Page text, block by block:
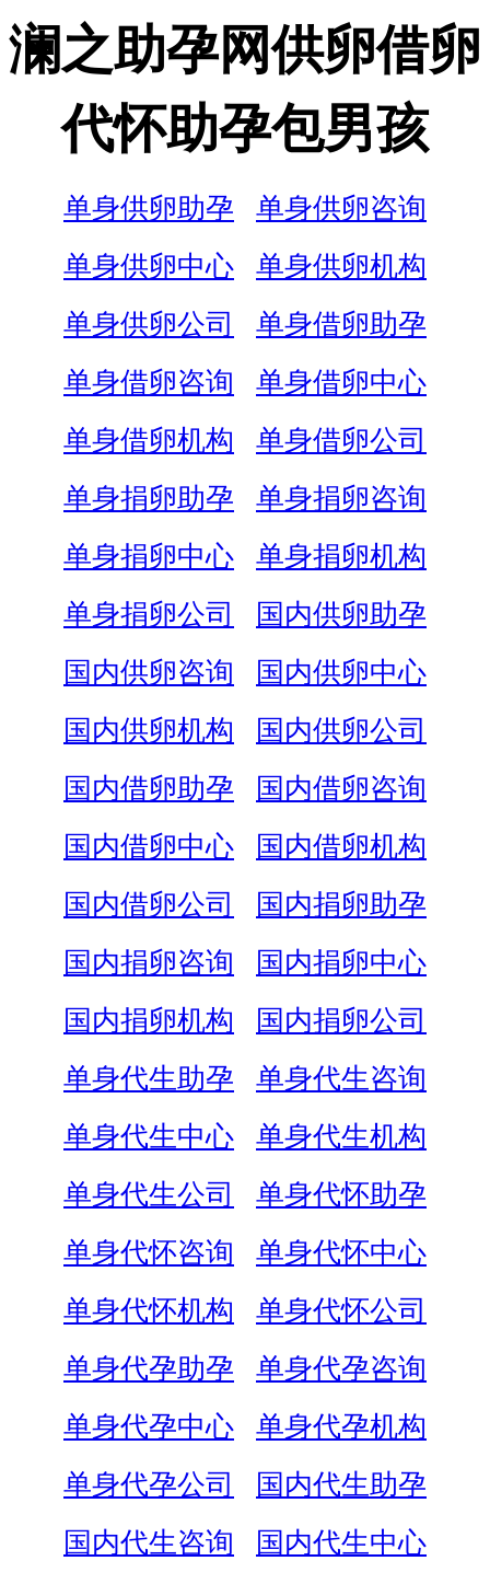
澜之助孕网供卵借卵
代怀助孕包男孩
单身供卵助孕
单身供卵咨询
单身供卵中心
单身供卵机构
单身供卵公司
单身借卵助孕
单身借卵咨询
单身借卵中心
单身借卵机构
单身借卵公司
单身捐卵助孕
单身捐卵咨询
单身捐卵中心
单身捐卵机构
单身捐卵公司
国内供卵助孕
国内供卵咨询
国内供卵中心
国内供卵机构
国内供卵公司
国内借卵助孕
国内借卵咨询
国内借卵中心
国内借卵机构
国内借卵公司
国内捐卵助孕
国内捐卵咨询
国内捐卵中心
国内捐卵机构
国内捐卵公司
单身代生助孕
单身代生咨询
单身代生中心
单身代生机构
单身代生公司
单身代怀助孕
单身代怀咨询
单身代怀中心
单身代怀机构
单身代怀公司
单身代孕助孕
单身代孕咨询
单身代孕中心
单身代孕机构
单身代孕公司
国内代生助孕
国内代生咨询
国内代生中心